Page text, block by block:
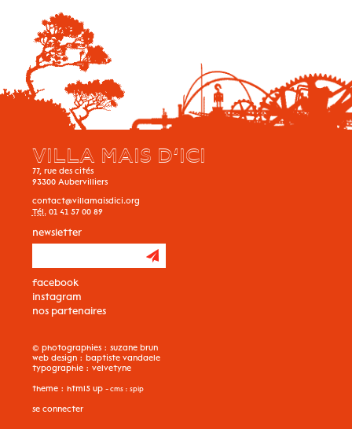
newsletter
facebook
instagram
nos partenaires
VILLA MAIS D’ICI
77, rue des cités
93300 Aubervilliers
contact@villamaisdici.org
Tél. 01 41 57 00 89
© photographies : suzane brun
web design : baptiste vandaele
typographie : velvetyne
theme : html5 up - cms : spip
se connecter